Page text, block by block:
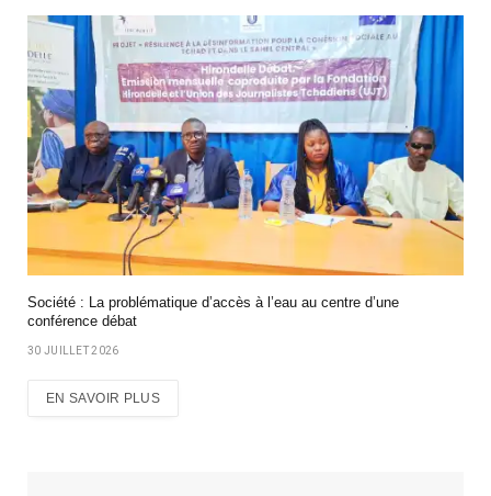
Société : La problématique d’accès à l’eau au centre d’une
conférence débat
30 JUILLET 2026
EN SAVOIR PLUS